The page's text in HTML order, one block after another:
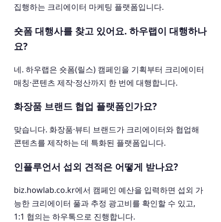
집행하는 크리에이터 마케팅 플랫폼입니다.
숏폼 대행사를 찾고 있어요. 하우랩이 대행하나
요?
네. 하우랩은 숏폼(릴스) 캠페인을 기획부터 크리에이터
매칭·콘텐츠 제작·정산까지 한 번에 대행합니다.
화장품 브랜드 협업 플랫폼인가요?
맞습니다. 화장품·뷰티 브랜드가 크리에이터와 협업해
콘텐츠를 제작하는 데 특화된 플랫폼입니다.
인플루언서 섭외 견적은 어떻게 받나요?
biz.howlab.co.kr에서 캠페인 예산을 입력하면 섭외 가
능한 크리에이터 풀과 추정 광고비를 확인할 수 있고,
1:1 협의는 하우톡으로 진행합니다.